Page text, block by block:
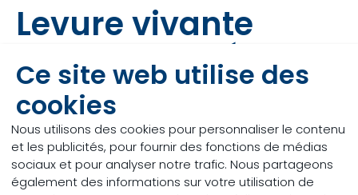
Ce site web utilise des
cookies
Nous utilisons des cookies pour personnaliser le contenu
et les publicités, pour fournir des fonctions de médias
sociaux et pour analyser notre trafic. Nous partageons
également des informations sur votre utilisation de
Levure vivante
Levucell SC : Étude
de stabilité
Certains fabricants d’aliments pour animaux et
agriculteurs s’interrogent sur la stabilité de la